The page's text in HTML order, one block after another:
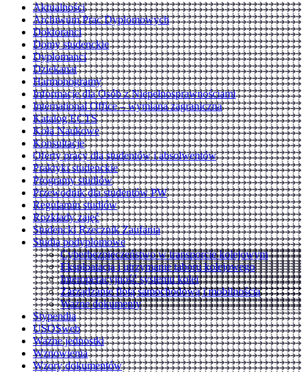
Aktualności
Archiwum Prac Dyplomowych
Doktoranci
Domy studenckie
Dyplomanci
Dziekanat
Harmonogramy
Informacje dla Osób z Niepełnosprawnościami
International Office – wymiana zagraniczna
Katalog ECTS
Koła Naukowe
Konsultacje
Oferty pracy dla studentów i absolwentów
Praktyki studenckie
Programy studiów
Przewodnik dla studentów PW
Regulamin studiów
Rozkłady zajęć
Studencki Rzecznik Zaufania
Studia podyplomowe
Cyberbezpieczeństwo w transporcie kolejowym
Eksploatacja i utrzymanie taboru kolejowego
Interoperacyjność systemu kolei
Zarządzanie flotą samochodową i mobilnością
Ważne dokumenty
Stypendia
USOSweb
Ważne jednostki
Wznowienia
Wzory dokumentów